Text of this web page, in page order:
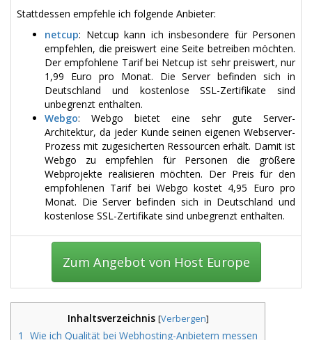
Stattdessen empfehle ich folgende Anbieter:
netcup: Netcup kann ich insbesondere für Personen
empfehlen, die preiswert eine Seite betreiben möchten.
Der empfohlene Tarif bei Netcup ist sehr preiswert, nur
1,99 Euro pro Monat. Die Server befinden sich in
Deutschland und kostenlose SSL-Zertifikate sind
unbegrenzt enthalten.
Webgo: Webgo bietet eine sehr gute Server-
Architektur, da jeder Kunde seinen eigenen Webserver-
Prozess mit zugesicherten Ressourcen erhält. Damit ist
Webgo zu empfehlen für Personen die größere
Webprojekte realisieren möchten. Der Preis für den
empfohlenen Tarif bei Webgo kostet 4,95 Euro pro
Monat. Die Server befinden sich in Deutschland und
kostenlose SSL-Zertifikate sind unbegrenzt enthalten.
Zum Angebot von Host Europe
Inhaltsverzeichnis [Verbergen]
1
Wie ich Qualität bei Webhosting-Anbietern messen